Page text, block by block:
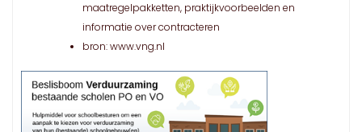
maatregelpakketten, praktijkvoorbeelden en
informatie over contracteren
bron: www.vng.nl